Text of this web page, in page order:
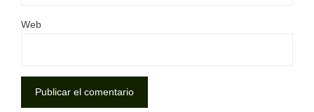
Web